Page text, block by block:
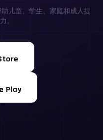
儿童、学生、家庭和成人提
。
Play